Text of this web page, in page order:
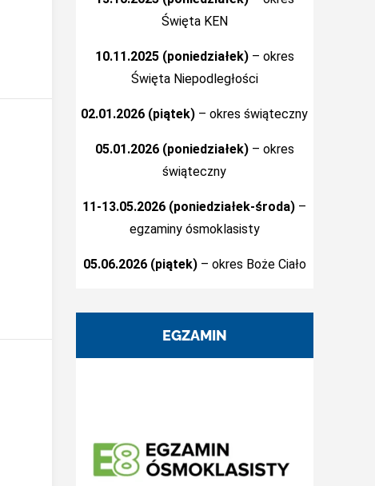
Święta KEN
10.11.2025 (poniedziałek)– okres
Święta Niepodległości
02.01.2026 (piątek) – okres świąteczny
05.01.2026 (poniedziałek)– okres
świąteczny
11-13.05.2026 (poniedziałek-środa) –
egzaminy ósmoklasisty
05.06.2026 (piątek)– okres Boże Ciało
EGZAMIN